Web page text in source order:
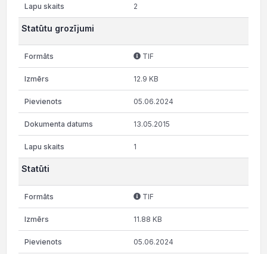
2
Statūtu grozījumi
TIF
12.9 KB
05.06.2024
13.05.2015
1
Statūti
TIF
11.88 KB
05.06.2024